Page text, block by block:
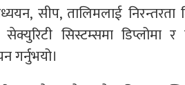
सीप, तालिमलाई
सिस्टम्समा डिप्लोमा
गर्नुभयो।